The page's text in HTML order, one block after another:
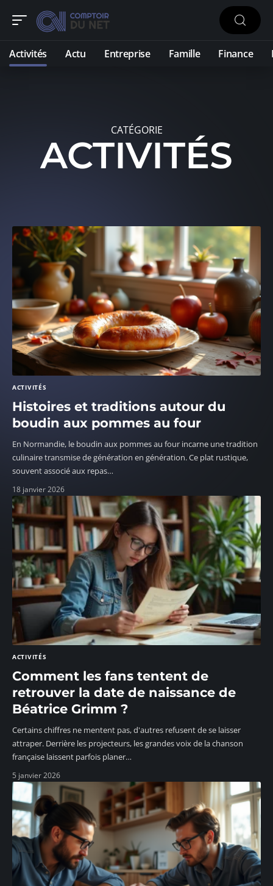
Activités Actu Entreprise Famille Finance
CATÉGORIE
ACTIVITÉS
ACTIVITÉS
Histoires et traditions autour du
boudin aux pommes au four
En Normandie, le boudin aux pommes au four incarne une tradition
culinaire transmise de génération en génération. Ce plat rustique,
souvent associé aux repas…
18 janvier 2026
ACTIVITÉS
Comment les fans tentent de
retrouver la date de naissance de
Béatrice Grimm ?
Certains chiffres ne mentent pas, d'autres refusent de se laisser
attraper. Derrière les projecteurs, les grandes voix de la chanson
française laissent parfois planer…
5 janvier 2026